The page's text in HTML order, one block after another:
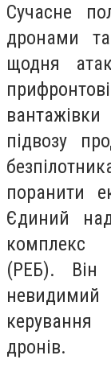
Сучасне
дронами
щодня
підвозу
поранити
Єдиний
комплекс
(РЕБ). Він
невидимий
дронів.